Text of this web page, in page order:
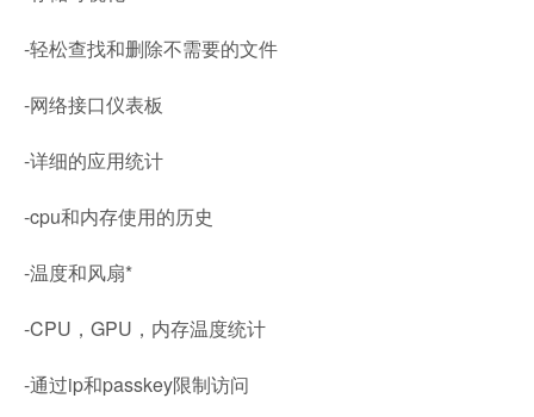
-轻松查找和删除不需要的文件
-网络接口仪表板
-详细的应用统计
-cpu和内存使用的历史
-温度和风扇*
-CPU，GPU，内存温度统计
-通过ip和passkey限制访问